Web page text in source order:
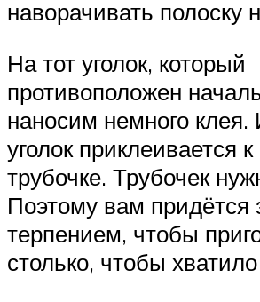
наворачивать полоску
На тот уголок, который
противоположен
наносим немного клея.
уголок приклеивается к
трубочке. Трубочек
Поэтому вам придётся
терпением, чтобы
столько, чтобы